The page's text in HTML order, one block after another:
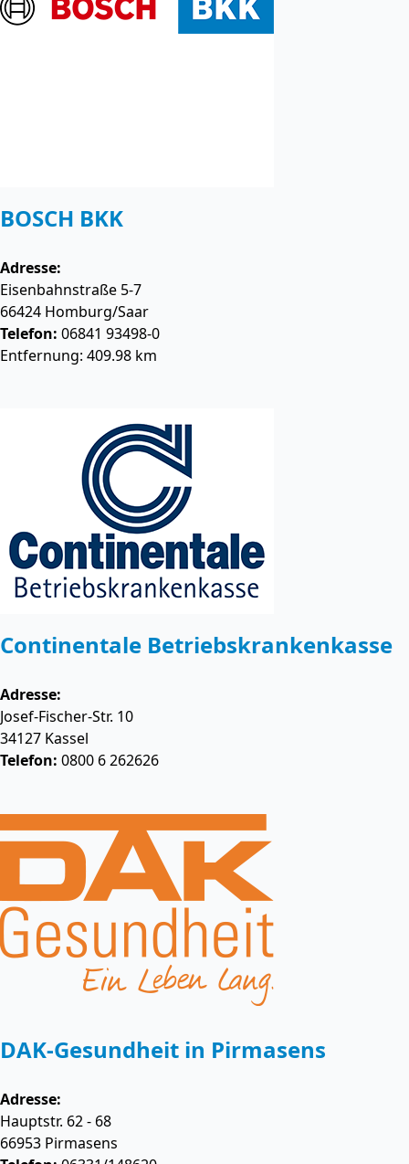
BOSCH BKK
Adresse:
Eisenbahnstraße 5-7
66424 Homburg/Saar
Telefon: 06841 93498-0
Entfernung: 409.98 km
Continentale Betriebskrankenkasse
Adresse:
Josef-Fischer-Str. 10
34127 Kassel
Telefon: 0800 6 262626
DAK-Gesundheit in Pirmasens
Adresse:
Hauptstr. 62 - 68
66953 Pirmasens